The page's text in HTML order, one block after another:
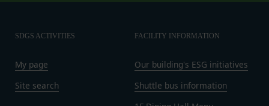
SDGS ACTIVITIES
My page
Site search
FACILITY INFORMATION
Our building's ESG initiatives
Shuttle bus information
第12条（取得情報の取り扱い）
の過程において、当社が取得した情報の取り扱い
は、プライバシーポリシーの定めによるものとし、
会員は、プライバシーポリシーの定めに従い、当社